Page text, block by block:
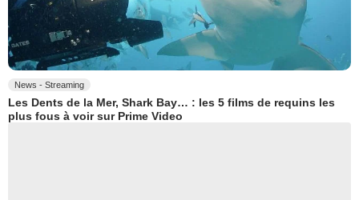
News - Streaming
Les Dents de la Mer, Shark Bay… : les 5 films de requins les
plus fous à voir sur Prime Video